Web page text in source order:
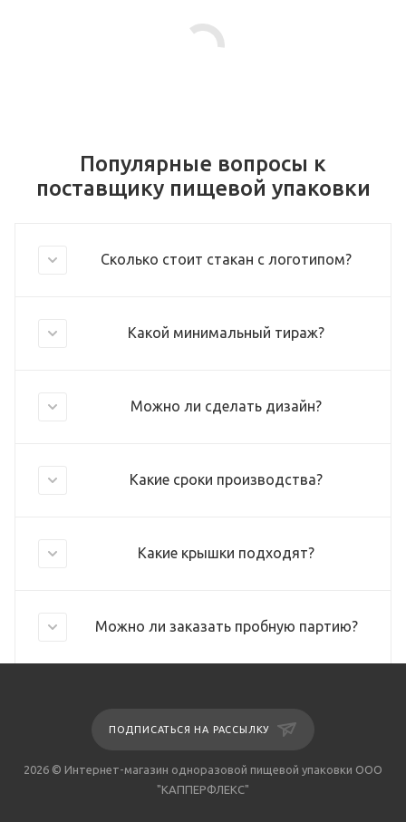
Популярные вопросы к
поставщику пищевой упаковки
Сколько стоит стакан с логотипом?
Какой минимальный тираж?
Можно ли сделать дизайн?
Какие сроки производства?
Какие крышки подходят?
Можно ли заказать пробную партию?
ПОДПИСАТЬСЯ НА РАССЫЛКУ
2026 © Интернет-магазин одноразовой пищевой упаковки ООО
"КАППЕРФЛЕКС"